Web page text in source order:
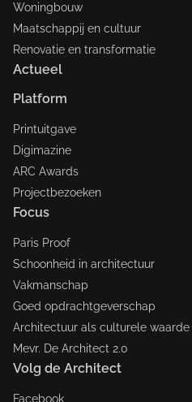
Woningbouw
Maatschappij en cultuur
Renovatie en transformatie
Actueel
Platform
Printuitgave
Digimazine
ARC Awards
Projectbezoeken
Focus
Paris Proof
Schoonheid in architectuur
Vakmanschap
Goed opdrachtgeverschap
Architectuur als culturele waarde
Mevr. De Architect 2.0
Volg de Architect
Facebook